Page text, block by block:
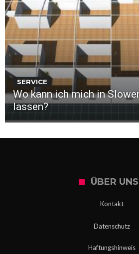
SERVICE
Wo kann ich mich in
lassen?
ÜBER UNS
Kontakt
Datenschutz
Haftungshinweis